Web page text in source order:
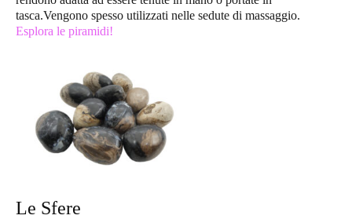
tasca.Vengono spesso utilizzati nelle sedute di massaggio.
Esplora le piramidi!
Le Sfere